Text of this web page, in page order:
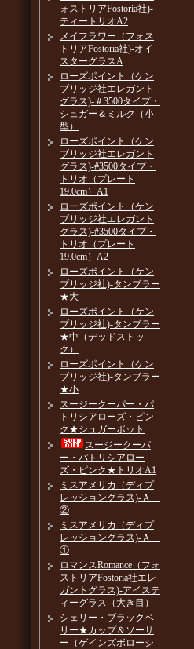
ォストリアFostoria社)-
ティートリオA2
メイフラワー（フォス
トリアFostoria社)-オイ
スターグラスA
ローズポイント（ケン
ブリッジ社エレガント
グラス)-＃3500タイプ・
シュガー＆ミルク（小
型）
ローズポイント（ケン
ブリッジ社エレガント
グラス)-#3500タイプ・
トリオ（プレート
19.0cm）A1
ローズポイント（ケン
ブリッジ社エレガント
グラス)-#3500タイプ・
トリオ（プレート
19.0cm）A2
ローズポイント（ケン
ブリッジ社)-タンブラー
★大
ローズポイント（ケン
ブリッジ社)-タンブラー
★中（デッドストッ
ク）
ローズポイント（ケン
ブリッジ社)-タンブラー
★小
スージークーパー・パ
トリシアローズ・ピン
ク★シュガーポット
スージークーパ
ー・パトリシアロー
ズ・ピンク★トリオA1
ミスアメリカ（ディプ
レッショングラス)-Ａ
②
ミスアメリカ（ディプ
レッショングラス)-Ａ
①
ロマンスRomance（フォ
ストリアFostoria社エレ
ガントグラス)-アイステ
ィーグラス（大き目）
シェリー・ブラックベ
リー★カップ＆ソーサ
ー（ゲインズボローシ